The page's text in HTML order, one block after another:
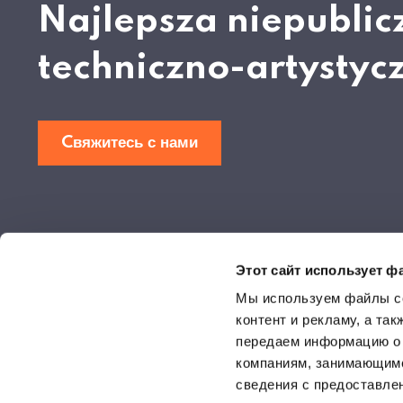
Этот сайт использует
Мы используем файлы
контент и рекламу, а
передаем информацию о
компаниям,
сведения с
Najlepsza
techniczno-
Cвяжитесь с нами
ma charakter wyłącznie informacyjny. Informacje podane na
wiążące i nie stanowią oferty handlowej w rozumieniu Kodeksu
© Akademia Techniczno-Artystyczna Nauk